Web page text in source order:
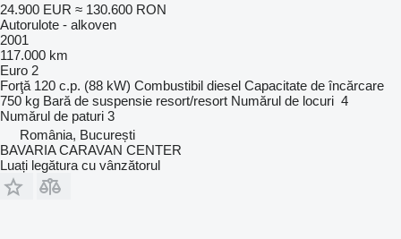
24.900 EUR ≈ 130.600 RON
Autorulote - alkoven
2001
117.000 km
Euro 2
Forţă 120 c.p. (88 kW) Combustibil diesel Capacitate de încărcare
750 kg Bară de suspensie resort/resort Numărul de locuri 4
Numărul de paturi 3
România, București
BAVARIA CARAVAN CENTER
Luați legătura cu vânzătorul